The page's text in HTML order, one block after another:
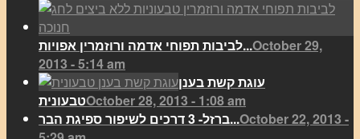
לביבות תפוחי אדמה ורוזמרין אפויות...October 29,
2013 - 5:14 am
עוגת קשת בענן
טבעוניתOctober 28, 2013 - 1:08 am
ברזל- 3 דרכים לשיפור ספיגת הבר...October 22, 2013 -